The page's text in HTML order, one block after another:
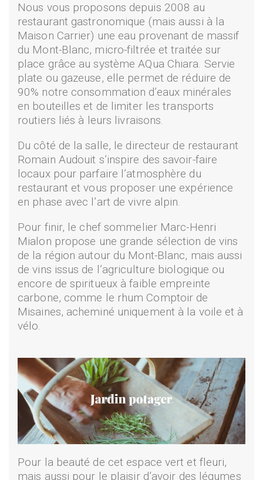
Nous vous proposons depuis 2008 au
restaurant gastronomique (mais aussi à la
Maison Carrier) une eau provenant de massif
du Mont-Blanc, micro-filtrée et traitée sur
place grâce au système AQua Chiara. Servie
plate ou gazeuse, elle permet de réduire de
90% notre consommation d’eaux minérales
en bouteilles et de limiter les transports
routiers liés à leurs livraisons.
Du côté de la salle, le directeur de restaurant
Romain Audouit s’inspire des savoir-faire
locaux pour parfaire l’atmosphère du
restaurant et vous proposer une expérience
en phase avec l’art de vivre alpin.
Pour finir, le chef sommelier Marc-Henri
Mialon propose une grande sélection de vins
de la région autour du Mont-Blanc, mais aussi
de vins issus de l’agriculture biologique ou
encore de spiritueux à faible empreinte
carbone, comme le rhum Comptoir de
Misaines, acheminé uniquement à la voile et à
vélo.
Pour la beauté de cet espace vert et fleuri,
mais aussi pour le plaisir d’avoir des légumes